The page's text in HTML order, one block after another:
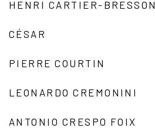
HENRI CARTIER-BRESSON
CÉSAR
PIERRE COURTIN
LEONARDO CREMONINI
ANTONIO CRESPO FOIX